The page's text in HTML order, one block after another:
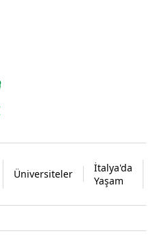
Üniversiteler
İtalya'da
Yaşam